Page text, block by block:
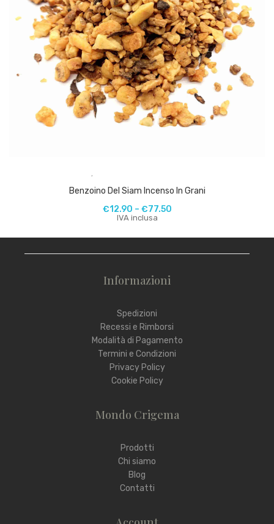
,
Benzoino Del Siam Incenso In Grani
€12.90 – €77.50
IVA inclusa
Informazioni
Spedizioni
Recessi e Rimborsi
Modalità di Pagamento
Termini e Condizioni
Privacy Policy
Cookie Policy
Mondo Crigema
Prodotti
Chi siamo
Blog
Contatti